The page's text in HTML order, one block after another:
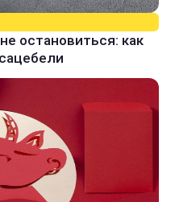
остановиться: как